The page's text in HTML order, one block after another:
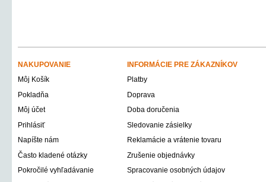
NAKUPOVANIE
INFORMÁCIE PRE ZÁKAZNÍKOV
Môj Košík
Platby
Pokladňa
Doprava
Môj účet
Doba doručenia
Prihlásiť
Sledovanie zásielky
Napíšte nám
Reklamácie a vrátenie tovaru
Často kladené otázky
Zrušenie objednávky
Pokročilé vyhľadávanie
Spracovanie osobných údajov